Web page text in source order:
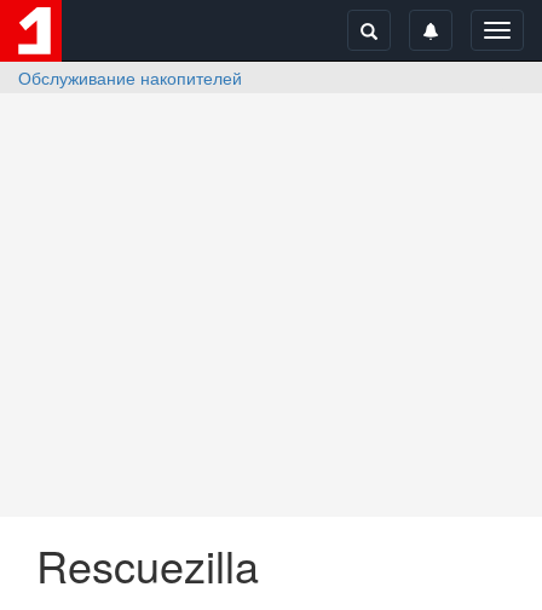
Обслуживание накопителей
Rescuezilla